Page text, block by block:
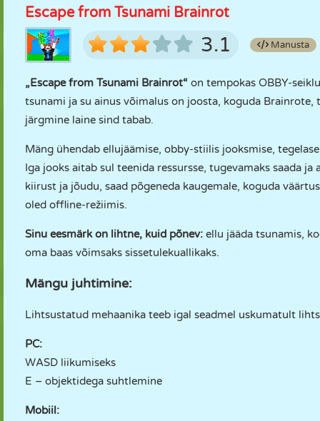
Escape from Tsunami Brainrot
3.1 Manusta
„Escape from Tsunami Brainrot“ on tempokas OBBY-
tsunami ja su ainus võimalus on joosta, koguda
järgmine laine sind tabab.
Mäng ühendab ellujäämise, obby-stiilis jooksmise,
Iga jooks aitab sul teenida ressursse, tugevamaks saada
kiirust ja jõudu, saad põgeneda kaugemale, koguda
oled offline-režiimis.
Sinu eesmärk on lihtne, kuid põnev: ellu jääda tsunamis,
oma baas võimsaks sissetulekuallikaks.
Mängu juhtimine:
Lihtsustatud mehaanika teeb igal seadmel uskumatult
PC:
WASD liikumiseks
E – objektidega suhtlemine
Mobiil: